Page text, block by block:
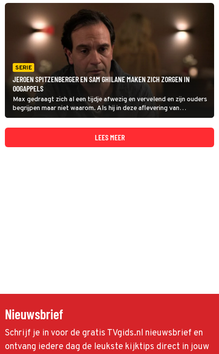
SERIE
JEROEN SPITZENBERGER EN SAM GHILANE MAKEN ZICH ZORGEN IN
OOGAPPELS
Max gedraagt zich al een tijdje afwezig en vervelend en zijn ouders
begrijpen maar niet waarom. Als hij in deze aflevering van
Oogappels eindelijk opbiecht wat hem dwarszit, blijken Tim en
Dina alle reden te hebben om zich ongerust te maken.
LEES MEER
Nieuwsbrief
Schrijf je in voor de gratis TVgids.nl nieuwsbrief en
ontvang iedere dag de leukste kijktips direct in jouw